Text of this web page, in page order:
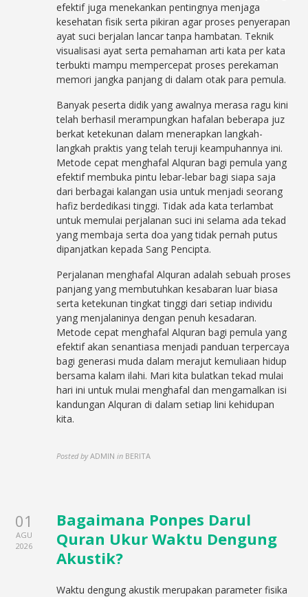
efektif juga menekankan pentingnya menjaga
kesehatan fisik serta pikiran agar proses penyerapan
ayat suci berjalan lancar tanpa hambatan. Teknik
visualisasi ayat serta pemahaman arti kata per kata
terbukti mampu mempercepat proses perekaman
memori jangka panjang di dalam otak para pemula.
Banyak peserta didik yang awalnya merasa ragu kini
telah berhasil merampungkan hafalan beberapa juz
berkat ketekunan dalam menerapkan langkah-
langkah praktis yang telah teruji keampuhannya ini.
Metode cepat menghafal Alquran bagi pemula yang
efektif membuka pintu lebar-lebar bagi siapa saja
dari berbagai kalangan usia untuk menjadi seorang
hafiz berdedikasi tinggi. Tidak ada kata terlambat
untuk memulai perjalanan suci ini selama ada tekad
yang membaja serta doa yang tidak pernah putus
dipanjatkan kepada Sang Pencipta.
Perjalanan menghafal Alquran adalah sebuah proses
panjang yang membutuhkan kesabaran luar biasa
serta ketekunan tingkat tinggi dari setiap individu
yang menjalaninya dengan penuh kesadaran.
Metode cepat menghafal Alquran bagi pemula yang
efektif akan senantiasa menjadi panduan terpercaya
bagi generasi muda dalam merajut kemuliaan hidup
bersama kalam ilahi. Mari kita bulatkan tekad mulai
hari ini untuk mulai menghafal dan mengamalkan isi
kandungan Alquran di dalam setiap lini kehidupan
kita.
Posted by ADMIN in BERITA
01
AGU
2026
Bagaimana Ponpes Darul
Quran Ukur Waktu Dengung
Akustik?
Waktu dengung akustik merupakan parameter fisika